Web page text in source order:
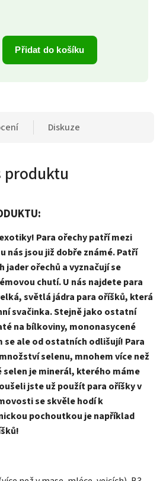
Přidat do košíku
Diskuze
produktu
Para ořechy patří mezi
nás jsou již dobře známé. Patří
jader ořechů a vyznačují se
chutí. U nás najdete para
světlá jádra para oříšků, která
svačinka. Stejně jako ostatní
na bílkoviny, mononasycené
se ale od ostatních odlišují! Para
selenu, mnohem více než
selen je minerál, kterého máme
jste už použít para oříšky v
se skvěle hodí k
pochoutkou je například